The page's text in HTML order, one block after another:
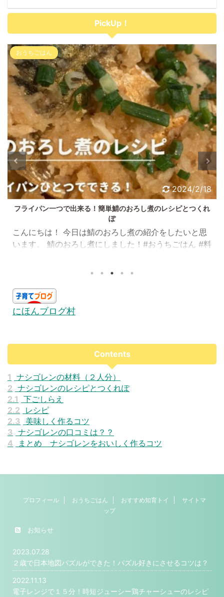
PickUp！
おうちごはん
2024/2/18
フライパン一つで出来る！簡単鯖のおろし煮のレシピとつくれ
ぽ
こんにちは！ 今日は鯖のおろし煮の紹介をしたいと思
います。 鯖のおろし煮にしました！#おうちごはん #料
うときによく登場します。味噌煮も良いですが、大根
おろしが大好きな娘は最近こちらの方を気にっている
様子です。 早速見ていきましょう！ まりーさんレシピ
にほんブログ村
Contents
1 ナシゴレンの材料（２人分）
2 ナシゴレンのレシピとつくれぽ
2.1 下ごしらえ
2.2
レシピ
2.3 美味しく作るコツ
3 ナシゴレンの口コミは？？
4
まとめ ナシゴレンをおいしく作るコツ
プロフィール おうちごはん おすすめ知育トイ
サイトマ
ップ
お知らせ
2023.07.28
２歳で日本地図パズルができた！パズル好きにさせるコツは？
2022.11.13
電子レンジで１５分！時短ジューシー鶏チャーシューのレシピ